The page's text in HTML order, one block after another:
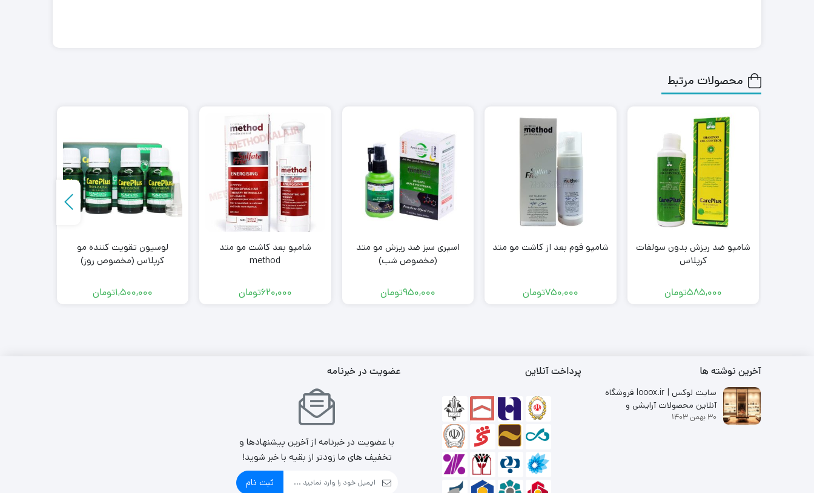
محصولات مرتبط
شامپو ضد ریزش بدون سولفات
کرپلاس
585,000تومان
شامپو فوم بعد از کاشت مو متد
750,000تومان
اسپری سبز ضد ریزش مو متد
(مخصوص شب)
950,000تومان
شامپو بعد کاشت مو متد
method
620,000تومان
لوسیون تقویت کننده مو
کرپلاس (مخصوص روز)
1,500,000تومان
آخرین نوشته ها
سایت لوکس | looox.ir فروشگاه
آنلاین محصولات آرایشی و
بهداشتی با برندهای معتبر از جمله
30 بهمن 1403
پرداخت آنلاین عضویت در خبرنامه
با عضویت در خبرنامه از آخرین پیشنهادها و
تخفیف های ما زودتر از بقیه با خبر شوید!
ثبت نام